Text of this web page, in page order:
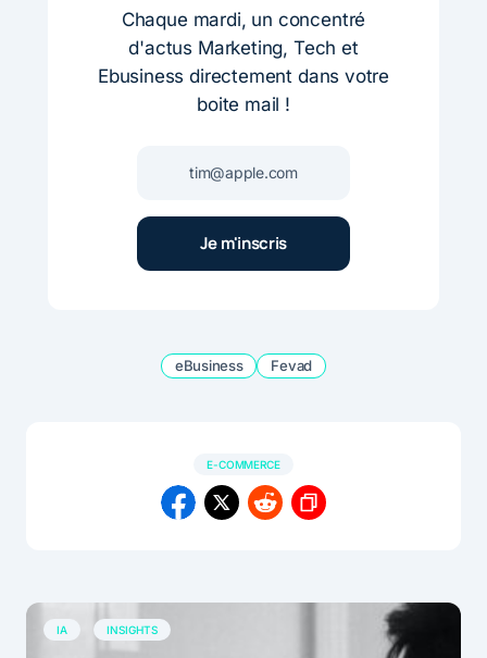
Chaque mardi, un concentré
d'actus Marketing, Tech et
Ebusiness directement dans votre
boite mail !
eBusiness Fevad
E-COMMERCE
IA INSIGHTS